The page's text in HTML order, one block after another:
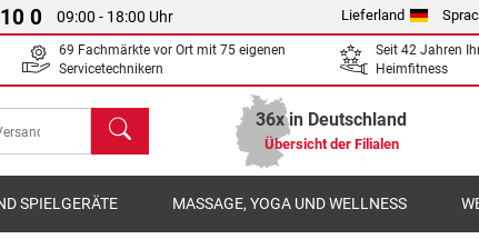
0 09:00 - 18:00 Uhr Lieferland
69 Fachmärkte vor Ort mit 75 eigenen
Servicetechnikern
Seit 42 Jahren
Heimfitness
Suchen 36x in Deutschland
Übersicht der Filialen
SPIELGERÄTE MASSAGE, YOGA UND WELLNESS